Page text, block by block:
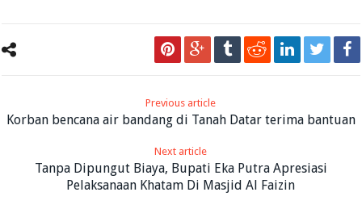
Previous article
Korban bencana air bandang di Tanah Datar terima bantuan
Next article
Tanpa Dipungut Biaya, Bupati Eka Putra Apresiasi
Pelaksanaan Khatam Di Masjid Al Faizin